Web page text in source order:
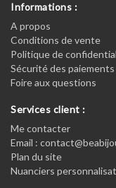
Informations :
A propos
Conditions de vente
Politique de
Sécurité des paiements
Foire aux questions
Services client :
Me contacter
Email :
Plan du site
Nuanciers